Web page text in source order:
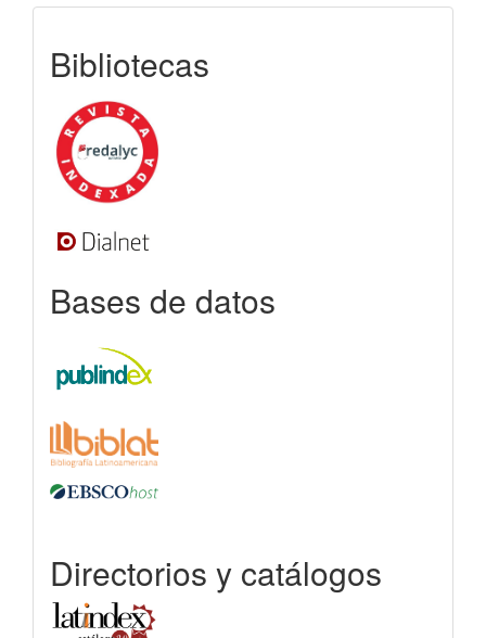
Bibliotecas
Bases de datos
Directorios y catálogos